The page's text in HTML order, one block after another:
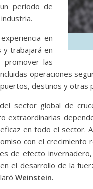
período de
en
y trabajará en
promover las
operaciones
destinos y otras
sector global de
extraordinarias
en todo el sector.
con el
de efecto
el desarrollo de la
Weinstein.